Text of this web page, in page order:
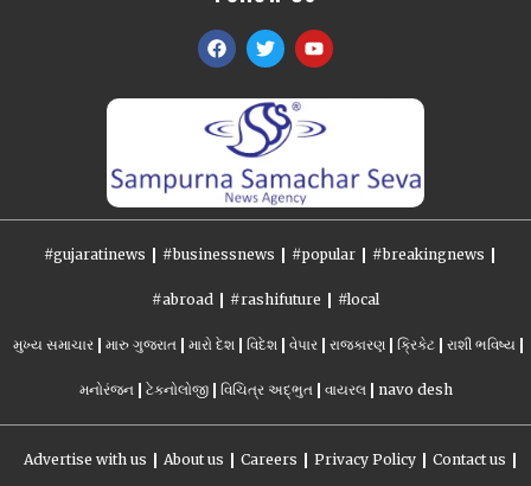
#gujaratinews #businessnews #popular #breakingnews
#abroad #rashifuture #local
મુખ્ય સમાચાર મારુ ગુજરાત મારો દેશ વિદેશ વેપાર રાજકારણ ક્રિકેટ રાશી ભવિષ્ય
મનોરંજન ટેકનોલોજી વિચિત્ર અદ્ભુત વાયરલ navo desh
Advertise with us About us Careers Privacy Policy Contact us